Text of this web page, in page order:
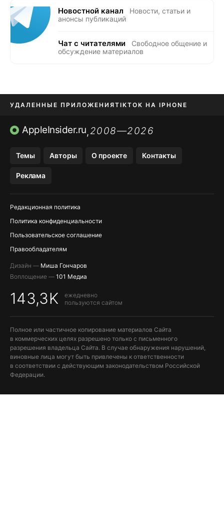
Новостной канал
Новости, статьи и
анонсы публикаций
Чат с читателями
Свободное общение и
обсуждение материалов
УДАЛЕННЫЕ ПРИЛОЖЕНИЯTIKTOK НА IPHONE
ПРИЛОЖЕНИЯ БЕЗ APP STORE
AppleInsider.ru,2008—2026
Темы Авторы О проекте Контакты
Реклама
Редакционная политика
Политика конфиденциальности
Пользовательское соглашение
Правообладателям
Дизайн — Миша Гончаров
Воплощение — 101 Медиа
143,3K
ежедневно
пользуются сайтом
Полное или частичное копирование материалов Сайта
в коммерческих целях разрешено только с письменного
разрешения владельца Сайта. В случае обнаружения нарушений,
виновные лица могут быть привлечены к ответственности
в соответствии с действующим законодательством Российской
Федерации.